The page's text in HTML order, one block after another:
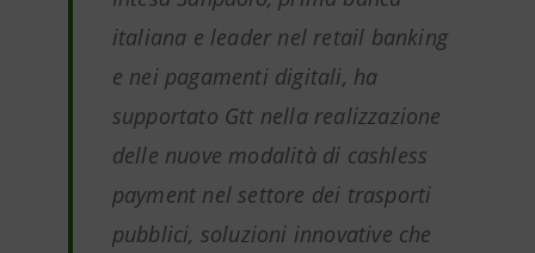
italiana e leader nel retail banking
e nei pagamenti digitali, ha
supportato Gtt nella realizzazione
delle nuove modalità di cashless
payment nel settore dei trasporti
pubblici, soluzioni innovative che